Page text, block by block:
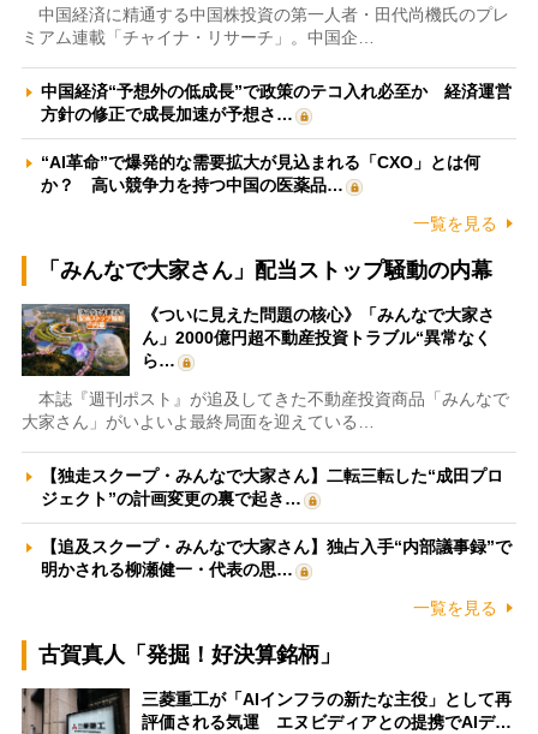
中国経済に精通する中国株投資の第一人者・田代尚機氏のプレ
ミアム連載「チャイナ・リサーチ」。中国企…
中国経済“予想外の低成長”で政策のテコ入れ必至か 経済運営
方針の修正で成長加速が予想さ…
“AI革命”で爆発的な需要拡大が見込まれる「CXO」とは何
か？ 高い競争力を持つ中国の医薬品…
一覧を見る
「みんなで大家さん」配当ストップ騒動の内幕
《ついに見えた問題の核心》「みんなで大家さ
ん」2000億円超不動産投資トラブル“異常なく
ら…
本誌『週刊ポスト』が追及してきた不動産投資商品「みんなで
大家さん」がいよいよ最終局面を迎えている…
【独走スクープ・みんなで大家さん】二転三転した“成田プロ
ジェクト”の計画変更の裏で起き…
【追及スクープ・みんなで大家さん】独占入手“内部議事録”で
明かされる柳瀬健一・代表の思…
一覧を見る
古賀真人「発掘！好決算銘柄」
三菱重工が「AIインフラの新たな主役」として再
評価される気運 エヌビディアとの提携でAIデ…